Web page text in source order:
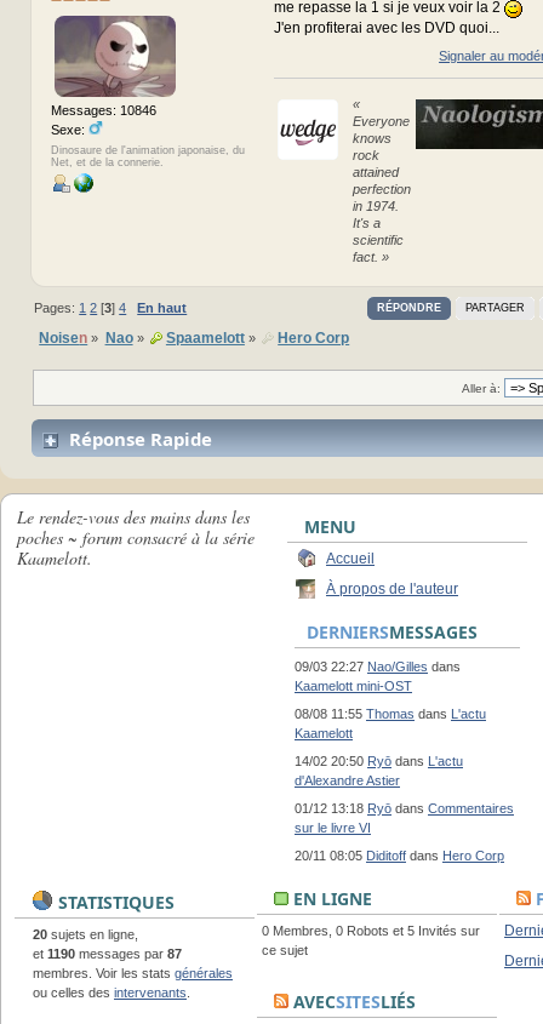
Messages: 10846
Sexe:
Dinosaure de l'animation japonaise, du
Net, et de la connerie.
me repasse la 1 si je veux voir la 2
J'en profiterai avec les DVD quoi...
Signaler au
«
Everyone
knows
rock
attained
perfection
in 1974.
It's a
scientific
fact. »
RÉPONDRE PARTAGER
Pages: 1 2 [3]4 En haut
Noisen » Nao» Spaamelott» Hero Corp
Aller à:
Réponse Rapide
Le rendez-vous des mains dans les
poches ~ forum consacré à la série
Kaamelott.
MENU
Accueil
À propos de l'auteur
DERNIERSMESSAGES
09/03 22:27 Nao/Gilles dans
Kaamelott mini-OST
08/08 11:55 Thomas dans L'actu
Kaamelott
14/02 20:50 Ryō dans L'actu
d'Alexandre Astier
01/12 13:18 Ryō dans Commentaires
sur le livre VI
20/11 08:05 Diditoff dans Hero Corp
STATISTIQUES
20 sujets en ligne,
et 1190 messages par 87
membres. Voir les stats générales
ou celles des intervenants
EN LIGNE
0 Membres, 0 Robots et 5 Invités sur
ce sujet
AVECSITESLIÉS